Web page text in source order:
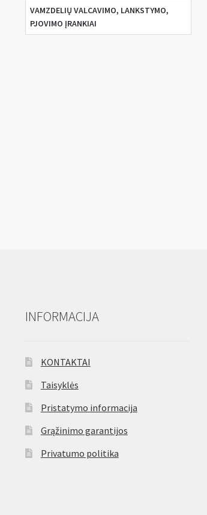
VAMZDELIŲ VALCAVIMO, LANKSTYMO,
PJOVIMO ĮRANKIAI
INFORMACIJA
KONTAKTAI
Taisyklės
Pristatymo informacija
Grąžinimo garantijos
Privatumo politika